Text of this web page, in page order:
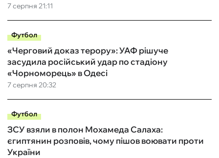
7 серпня 21:11
Футбол
7 серпня 20:32
«Черговий доказ терору»: УАФ рішуче
засудила російський удар по стадіону
«Чорноморець» в Одесі
Футбол
ЗСУ взяли в полон Мохамеда Салаха:
єгиптянин розповів, чому пішов воювати проти
України